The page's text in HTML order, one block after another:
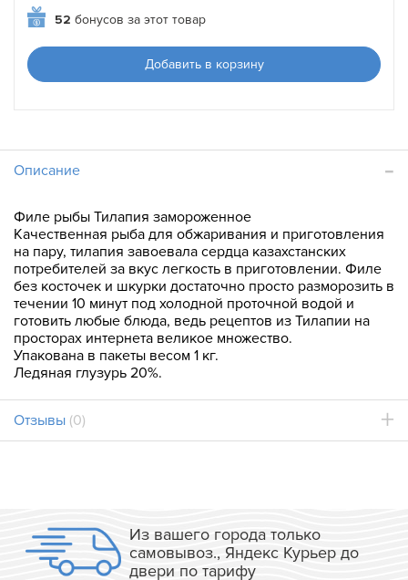
52 бонусов за этот товар
Добавить в корзину
Описание
Филе рыбы Тилапия замороженное
Качественная рыба для обжаривания и приготовления
на пару, тилапия завоевала сердца казахстанских
потребителей за вкус легкость в приготовлении. Филе
без косточек и шкурки достаточно просто разморозить в
течении 10 минут под холодной проточной водой и
готовить любые блюда, ведь рецептов из Тилапии на
просторах интернета великое множество.
Упакована в пакеты весом 1 кг.
Ледяная глузурь 20%.
Отзывы (0)
Из вашего города только
самовывоз., Яндекс Курьер до
двери по тарифу